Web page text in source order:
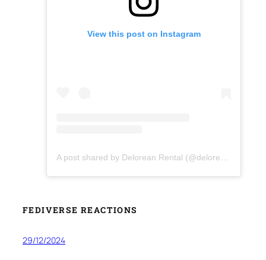
View this post on Instagram
A post shared by Delorean Rental (@deloreanrental)
FEDIVERSE REACTIONS
29/12/2024